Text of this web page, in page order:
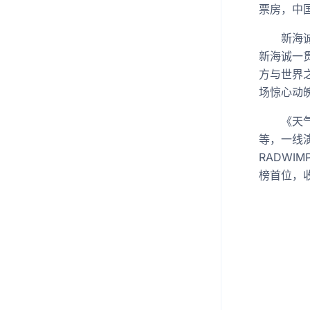
票房，中
新海诚
新海诚一
方与世界
场惊心动
《天气
等，一线
榜首位，